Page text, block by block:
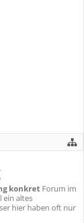
konkret Forum im
ein altes
hier haben oft nur